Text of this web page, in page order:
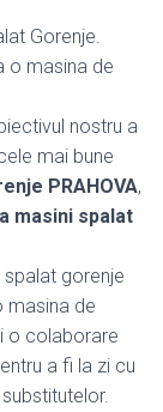
Gorenje.
o masina de
nostru a
mai bune
PRAHOVA,
masini spalat
gorenje
masina de
o colaborare
a fi la zi cu